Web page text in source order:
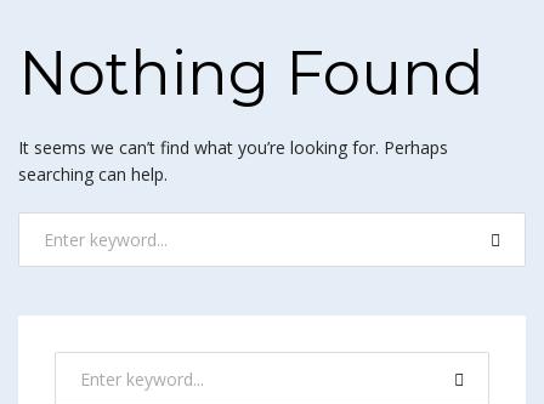
Nothing Found
It seems we can’t find what you’re looking for. Perhaps
searching can help.